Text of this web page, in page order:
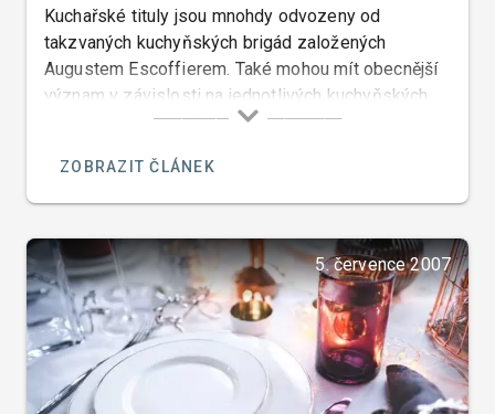
Kuchařské tituly jsou mnohdy odvozeny od
takzvaných kuchyňských brigád založených
Augustem Escoffierem. Také mohou mít obecnější
význam v závislosti na jednotlivých kuchyňských
funkcích nebo technikách.
ZOBRAZIT ČLÁNEK
5. července 2007